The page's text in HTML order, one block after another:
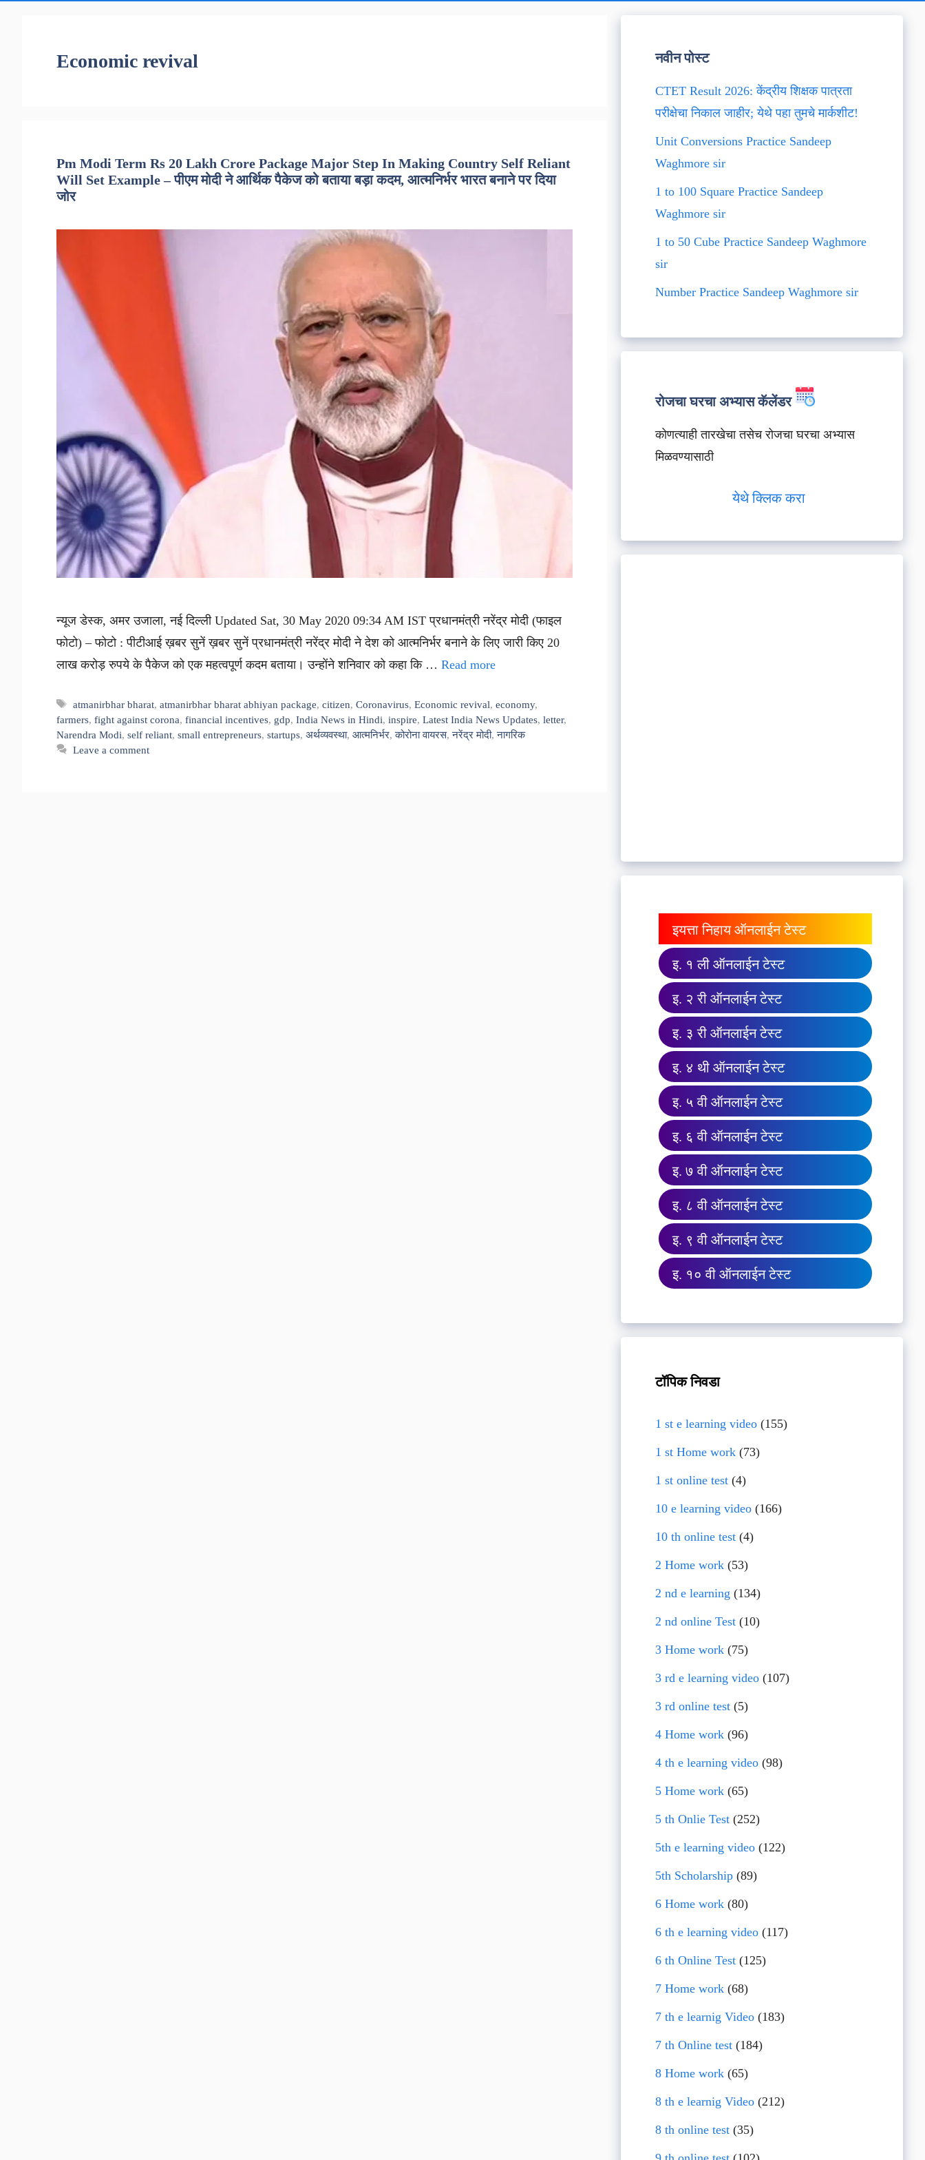
Economic revival
Pm Modi Term Rs 20 Lakh Crore Package Major Step In Making Country Self Reliant
Will Set Example – पीएम मोदी ने आर्थिक पैकेज को बताया बड़ा कदम, आत्मनिर्भर भारत बनाने पर दिया
जोर
न्यूज डेस्क, अमर उजाला, नई दिल्ली Updated Sat, 30 May 2020 09:34 AM IST प्रधानमंत्री नरेंद्र मोदी (फाइल
फोटो) – फोटो : पीटीआई ख़बर सुनें ख़बर सुनें प्रधानमंत्री नरेंद्र मोदी ने देश को आत्मनिर्भर बनाने के लिए जारी किए 20
लाख करोड़ रुपये के पैकेज को एक महत्वपूर्ण कदम बताया। उन्होंने शनिवार को कहा कि … Read more
Tags
atmanirbhar bharat,atmanirbhar bharat abhiyan package,citizen,Coronavirus,Economic revival,economy,
farmers, fight against corona, financial incentives, gdp, India News in Hindi, inspire, Latest India News Updates, letter,
Narendra Modi, self reliant, small entrepreneurs, startups, अर्थव्यवस्था, आत्मनिर्भर,कोरोना वायरस,नरेंद्र मोदी,नागरिक
Leave a comment
नवीन पोस्ट
CTET Result 2026: केंद्रीय शिक्षक पात्रता
परीक्षेचा निकाल जाहीर; येथे पहा तुमचे मार्कशीट!
Unit Conversions Practice Sandeep
Waghmore sir
1 to 100 Square Practice Sandeep
Waghmore sir
1 to 50 Cube Practice Sandeep Waghmore
sir
Number Practice Sandeep Waghmore sir
रोजचा घरचा अभ्यास कॅलेंडर
कोणत्याही तारखेचा तसेच रोजचा घरचा अभ्यास
मिळवण्यासाठी
येथे क्लिक करा
इयत्ता निहाय ऑनलाईन टेस्ट
इ. १ ली ऑनलाईन टेस्ट
इ. २ री ऑनलाईन टेस्ट
इ. ३ री ऑनलाईन टेस्ट
इ. ४ थी ऑनलाईन टेस्ट
इ. ५ वी ऑनलाईन टेस्ट
इ. ६ वी ऑनलाईन टेस्ट
इ. ७ वी ऑनलाईन टेस्ट
इ. ८ वी ऑनलाईन टेस्ट
इ. ९ वी ऑनलाईन टेस्ट
इ. १० वी ऑनलाईन टेस्ट
टॉपिक निवडा
1 st e learning video(155)
1 st Home work(73)
1 st online test(4)
10 e learning video(166)
10 th online test(4)
2 Home work(53)
2 nd e learning (134)
2 nd online Test(10)
3 Home work(75)
3 rd e learning video(107)
3 rd online test(5)
4 Home work(96)
4 th e learning video(98)
5 Home work(65)
5 th Onlie Test(252)
5th e learning video(122)
5th Scholarship(89)
6 Home work(80)
6 th e learning video(117)
6 th Online Test(125)
7 Home work(68)
7 th e learnig Video(183)
7 th Online test(184)
8 Home work(65)
8 th e learnig Video(212)
8 th online test(35)